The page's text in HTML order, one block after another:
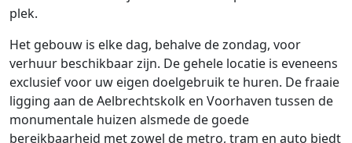
plek.
Het gebouw is elke dag, behalve de zondag, voor
verhuur beschikbaar zijn. De gehele locatie is eveneens
exclusief voor uw eigen doelgebruik te huren. De fraaie
ligging aan de Aelbrechtskolk en Voorhaven tussen de
monumentale huizen alsmede de goede
bereikbaarheid met zowel de metro, tram en auto biedt